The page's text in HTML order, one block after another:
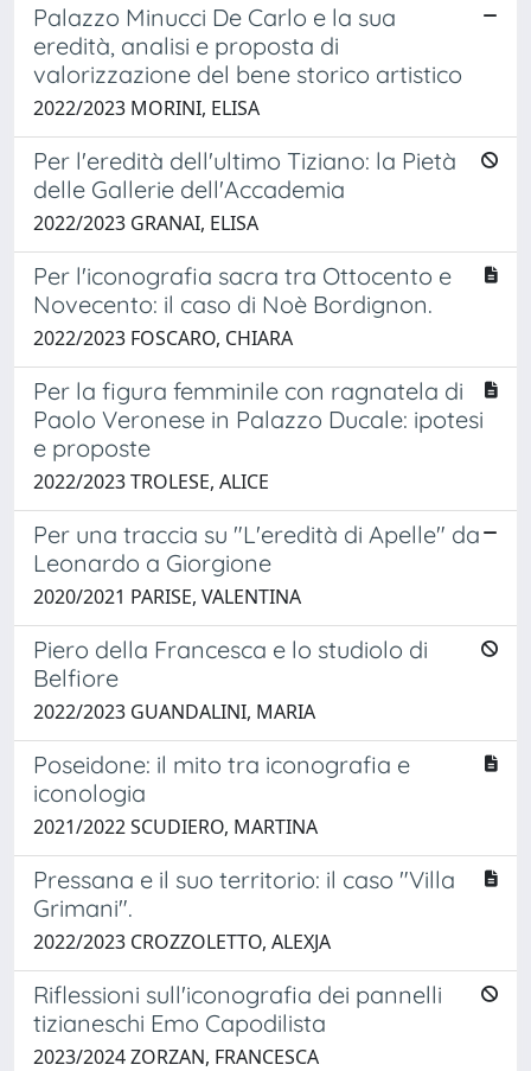
Palazzo Minucci De Carlo e la sua
eredità, analisi e proposta di
valorizzazione del bene storico artistico
2022/2023 MORINI, ELISA
Per l'eredità dell'ultimo Tiziano: la Pietà
delle Gallerie dell'Accademia
2022/2023 GRANAI, ELISA
Per l'iconografia sacra tra Ottocento e
Novecento: il caso di Noè Bordignon.
2022/2023 FOSCARO, CHIARA
Per la figura femminile con ragnatela di
Paolo Veronese in Palazzo Ducale: ipotesi
e proposte
2022/2023 TROLESE, ALICE
Per una traccia su "L'eredità di Apelle" da
Leonardo a Giorgione
2020/2021 PARISE, VALENTINA
Piero della Francesca e lo studiolo di
Belfiore
2022/2023 GUANDALINI, MARIA
Poseidone: il mito tra iconografia e
iconologia
2021/2022 SCUDIERO, MARTINA
Pressana e il suo territorio: il caso "Villa
Grimani".
2022/2023 CROZZOLETTO, ALEXJA
Riflessioni sull'iconografia dei pannelli
tizianeschi Emo Capodilista
2023/2024 ZORZAN, FRANCESCA